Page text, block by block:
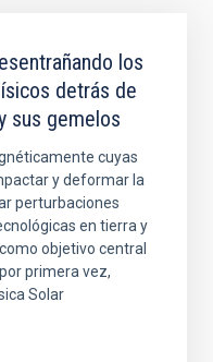
los
detrás de
sus gemelos
cuyas
y deformar la
perturbaciones
en tierra y
objetivo central
primera vez,
Solar